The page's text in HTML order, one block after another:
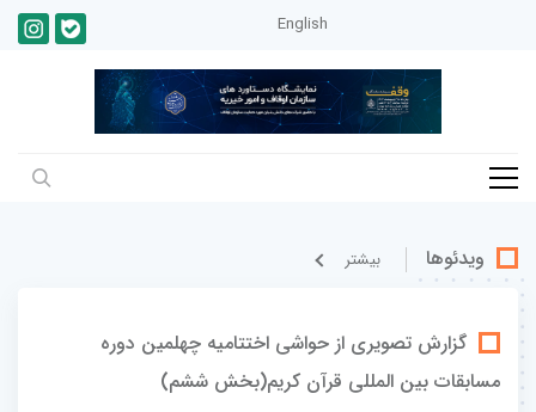
English
ویدئوها بيشتر
گزارش تصویری از حواشی اختتامیه چهلمین دوره
مسابقات بین المللی قرآن کریم(بخش ششم)